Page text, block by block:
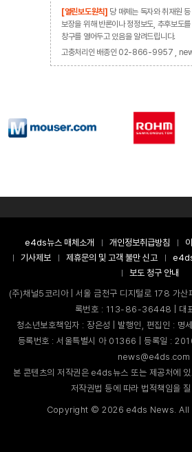
[열린보도원칙] 당 매체는 독자와 취재원
보장을 위해 반론이나 정정보도, 추후보도
창구를 열어두고 있음을 알려드립니다.
고충처리인 배종인 02-866-9957 ,
e4ds뉴스 매체소개 개인정보취급방침
기사제보
제휴문의 및 고객 불만 신고
보도 청구 안내
(주)채널5코리아 | 서울 금천구 디지털로 178 가
록번호 : 113-86-36448 | 대
청소년보호책임자 : 장은성 | 발행인, 편집인 :
등록번호 : 서울특별시 아 01366 | 등록일 :
news@e4ds.com
본 콘텐츠의 저작권은 e4ds뉴스 또는 제공처에
저작권법 등에 따라 법적책임을
Copyright ©2026 e4ds News. All